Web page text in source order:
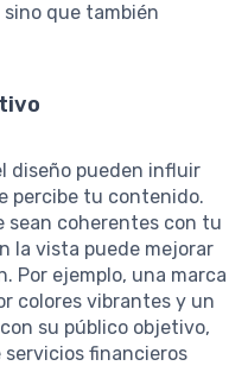
que también
diseño pueden influir
percibe tu contenido.
sean coherentes con tu
la vista puede mejorar
Por ejemplo, una marca
colores vibrantes y un
su público objetivo,
financieros